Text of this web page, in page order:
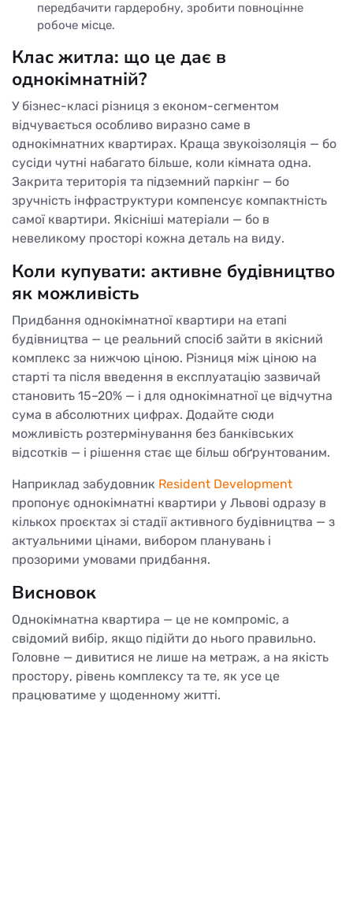
передбачити гардеробну, зробити повноцінне
робоче місце.
Клас житла: що це дає в
однокімнатній?
У бізнес-класі різниця з економ-сегментом
відчувається особливо виразно саме в
однокімнатних квартирах. Краща звукоізоляція — бо
сусіди чутні набагато більше, коли кімната одна.
Закрита територія та підземний паркінг — бо
зручність інфраструктури компенсує компактність
самої квартири. Якісніші матеріали — бо в
невеликому просторі кожна деталь на виду.
Коли купувати: активне будівництво
як можливість
Придбання однокімнатної квартири на етапі
будівництва — це реальний спосіб зайти в якісний
комплекс за нижчою ціною. Різниця між ціною на
старті та після введення в експлуатацію зазвичай
становить 15–20% — і для однокімнатної це відчутна
сума в абсолютних цифрах. Додайте сюди
можливість розтермінування без банківських
відсотків — і рішення стає ще більш обґрунтованим.
Наприклад забудовник Resident Development
пропонує однокімнатні квартири у Львові одразу в
кількох проєктах зі стадії активного будівництва — з
актуальними цінами, вибором планувань і
прозорими умовами придбання.
Висновок
Однокімнатна квартира — це не компроміс, а
свідомий вибір, якщо підійти до нього правильно.
Головне — дивитися не лише на метраж, а на якість
простору, рівень комплексу та те, як усе це
працюватиме у щоденному житті.